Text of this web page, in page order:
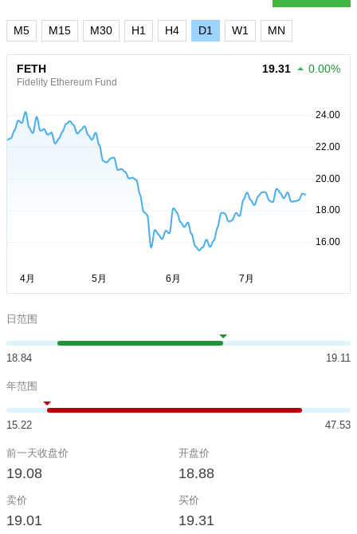
M5 M15 M30 H1 H4 D1 W1 MN
FETH
Fidelity Ethereum Fund
19.31 0.00%
日范围
18.84 19.11
年范围
15.22 47.53
前一天收盘价
19.08
开盘价
18.88
卖价
19.01
买价
19.31